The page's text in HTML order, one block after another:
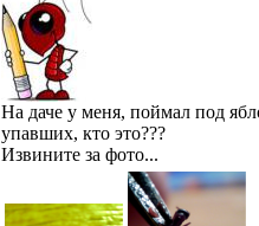
На даче у меня, поймал под
упавших, кто это???
Извините за фото...